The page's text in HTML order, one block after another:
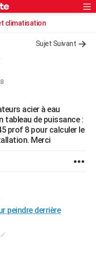
Rechercher
climatisation
Sujet Suivant
acier à eau
tableau de puissance :
prof 8 pour calculer le
Merci
peindre derrière
✓